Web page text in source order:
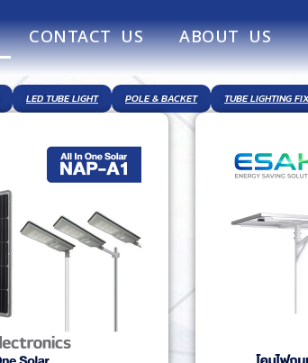
CONTACT US ABOUT US
LED TUBE LIGHT POLE & BACKET TUBE LIGHTING